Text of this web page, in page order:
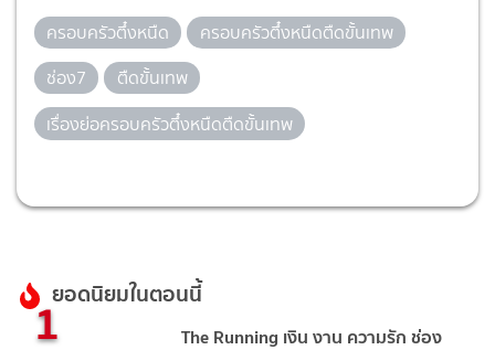
ครอบครัวตึ๋งหนืด
ครอบครัวตึ๋งหนืดตืดขั้นเทพ
ช่อง7
ตืดขั้นเทพ
เรื่องย่อครอบครัวตึ๋งหนืดตืดขั้นเทพ
ยอดนิยมในตอนนี้
1 The Running เงิน งาน ความรัก ช่อง